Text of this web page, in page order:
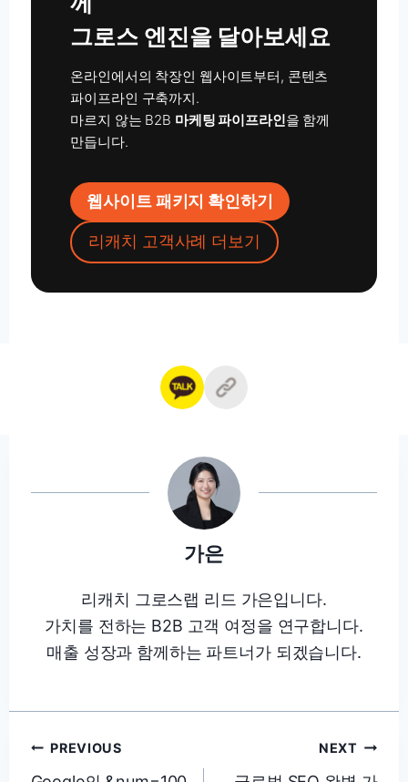
그로스 엔진을 달아보세요
온라인에서의 착장인 웹사이트부터, 콘텐츠
파이프라인 구축까지.
마르지 않는 B2B 마케팅 파이프라인을 함께
만듭니다.
웹사이트 패키지 확인하기
리캐치 고객사례 더보기
가은
리캐치 그로스랩 리드 가은입니다.
가치를 전하는 B2B 고객 여정을 연구합니다.
매출 성장과 함께하는 파트너가 되겠습니다.
글PREVIOUS NEXT